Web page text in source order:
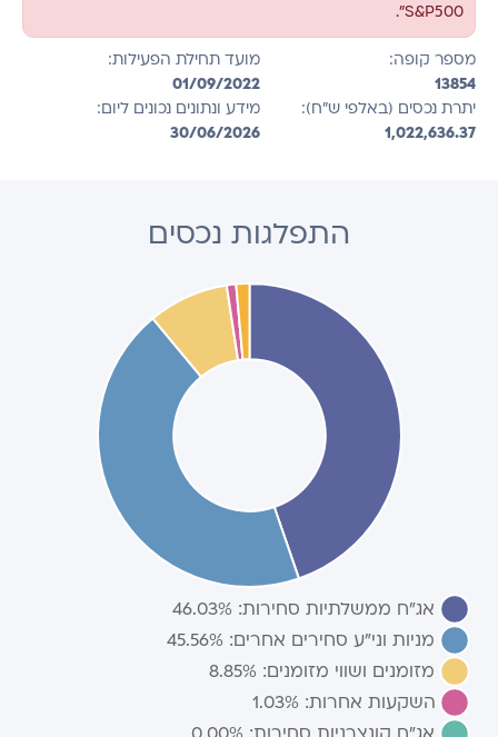
S&P500".
מספר קופה:
13854
מועד תחילת הפעילות:
01/09/2022
יתרת נכסים (באלפי ש"ח):
1,022,636.37
מידע ונתונים נכונים ליום:
30/06/2026
התפלגות נכסים